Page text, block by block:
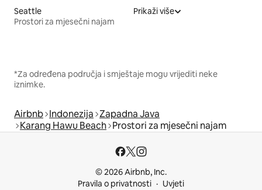
Seattle
Prostori za mjesečni najam
Prikaži više
*Za određena područja i smještaje mogu vrijediti neke
iznimke.
Airbnb Indonezija Zapadna Java
Karang Hawu Beach Prostori za mjesečni najam
© 2026 Airbnb, Inc.
Pravila o privatnosti
Uvjeti